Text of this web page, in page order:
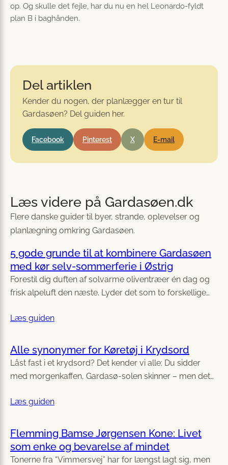
op. Og skulle det fejle, har du nu en hel Leonardo-fyldt
plan B i baghånden.
Del artiklen
Kender du nogen, der planlægger en tur til
Gardasøen? Del guiden her.
Facebook Pinterest X E-mail
Læs videre på Gardasøen.dk
Flere danske guider til byer, strande, oplevelser og
planlægning omkring Gardasøen.
5 gode grunde til at kombinere Gardasøen
med kør selv-sommerferie i Østrig
Forestil dig duften af solvarme oliventræer én dag og
frisk alpeluft den næste. Lyder det som to forskellige…
Læs guiden
Alle synonymer for Køretøj i Krydsord
Låst fast i et krydsord? Det kender vi alle: Du sidder
med morgenkaffen, Gardasø-solen skinner – men det…
Læs guiden
Flemming Bamse Jørgensen Kone: Livet
som enke og bevarelse af mindet
Tonerne fra “Vimmersvej” har for længst lagt sig, men